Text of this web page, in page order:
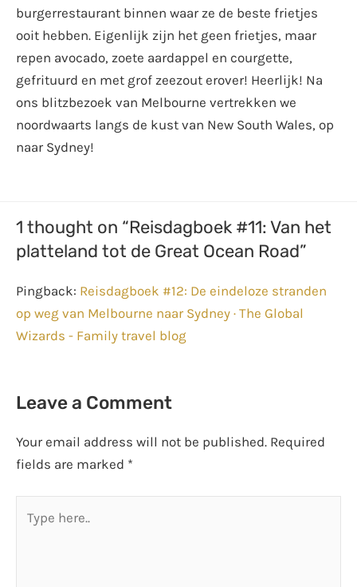
burgerrestaurant binnen waar ze de beste frietjes
ooit hebben. Eigenlijk zijn het geen frietjes, maar
repen avocado, zoete aardappel en courgette,
gefrituurd en met grof zeezout erover! Heerlijk! Na
ons blitzbezoek van Melbourne vertrekken we
noordwaarts langs de kust van New South Wales, op
naar Sydney!
1 thought on “Reisdagboek #11: Van het
platteland tot de Great Ocean Road”
Pingback: Reisdagboek #12: De eindeloze stranden
op weg van Melbourne naar Sydney · The Global
Wizards - Family travel blog
Leave a Comment
Your email address will not be published. Required
fields are marked *
here..